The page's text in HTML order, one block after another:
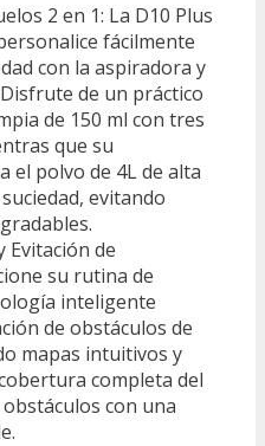
2 en 1: La D10 Plus
fácilmente
con la aspiradora y
de un práctico
de 150 ml con tres
que su
el polvo de 4L de alta
evitando
Evitación de
su rutina de
inteligente
de obstáculos de
mapas intuitivos y
completa del
con una